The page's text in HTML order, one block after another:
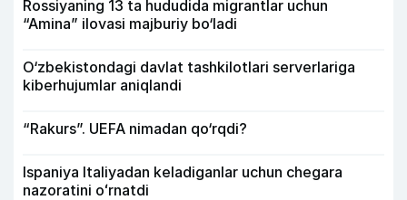
Rossiyaning 13 ta hududida migrantlar uchun
“Amina” ilovasi majburiy bo‘ladi
O‘zbekistondagi davlat tashkilotlari serverlariga
kiberhujumlar aniqlandi
“Rakurs”. UEFA nimadan qo‘rqdi?
Ispaniya Italiyadan keladiganlar uchun chegara
nazoratini oʻrnatdi